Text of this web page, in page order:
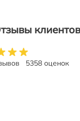
клиентов
5358 оценок